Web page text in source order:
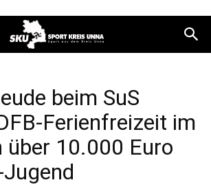
beim SuS
Ferienfreizeit im
über 10.000 Euro